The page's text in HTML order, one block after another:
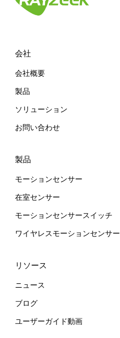
会社
会社概要
製品
ソリューション
お問い合わせ
製品
モーションセンサー
在室センサー
モーションセンサースイッチ
ワイヤレスモーションセンサー
リソース
ニュース
ブログ
ユーザーガイド動画